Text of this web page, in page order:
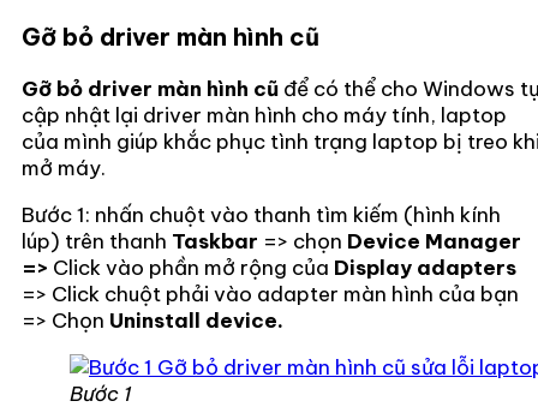
Gỡ bỏ driver màn hình cũ
Gỡ bỏ driver màn hình cũ để có thể cho Windows
cập nhật lại driver màn hình cho máy tính, laptop
của mình giúp khắc phục tình trạng laptop bị treo
mở máy.
Bước 1: nhấn chuột vào thanh tìm kiếm (hình kính
lúp) trên thanh Taskbar => chọn Device Manager
=> Click vào phần mở rộng của Display adapters
=> Click chuột phải vào adapter màn hình của bạn
=> Chọn Uninstall device.
Bước 1